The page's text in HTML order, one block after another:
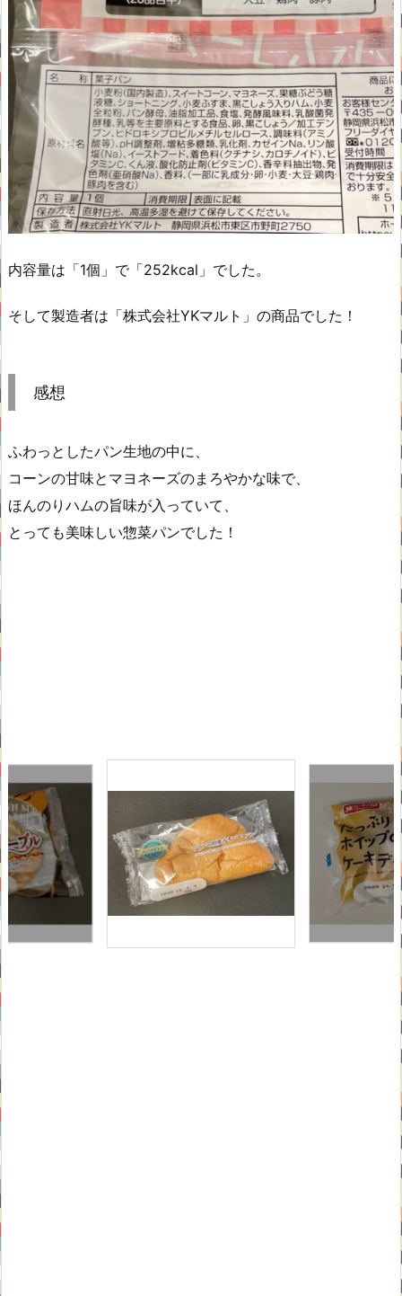
内容量は「1個」で「252kcal」でした。
そして製造者は「株式会社YKマルト」の商品でした！
感想
ふわっとしたパン生地の中に、
コーンの甘味とマヨネーズのまろやかな味で、
ほんのりハムの旨味が入っていて、
とっても美味しい惣菜パンでした！